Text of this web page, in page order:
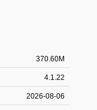
370.60M
4.1.22
2026-08-06